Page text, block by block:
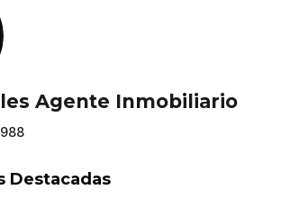
Agente Inmobiliario
Destacadas